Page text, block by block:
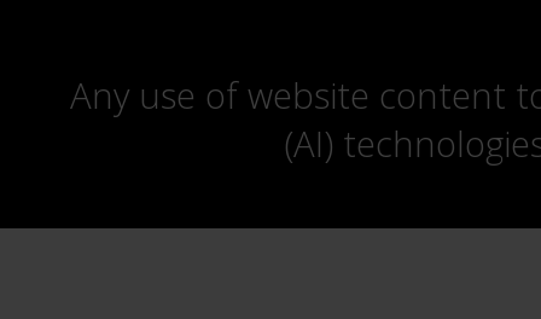
Any use of website content
(AI)